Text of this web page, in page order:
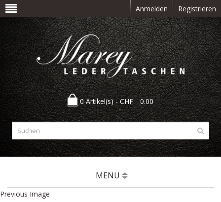
Anmelden Registrieren
0 Artikel(s) -CHF 0.00
MENU
Previous Image